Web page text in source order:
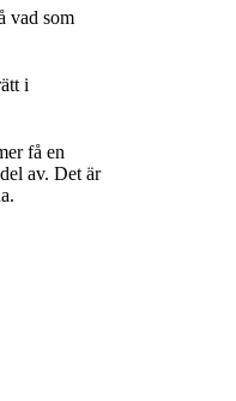
vad som
i
få en
av. Det är